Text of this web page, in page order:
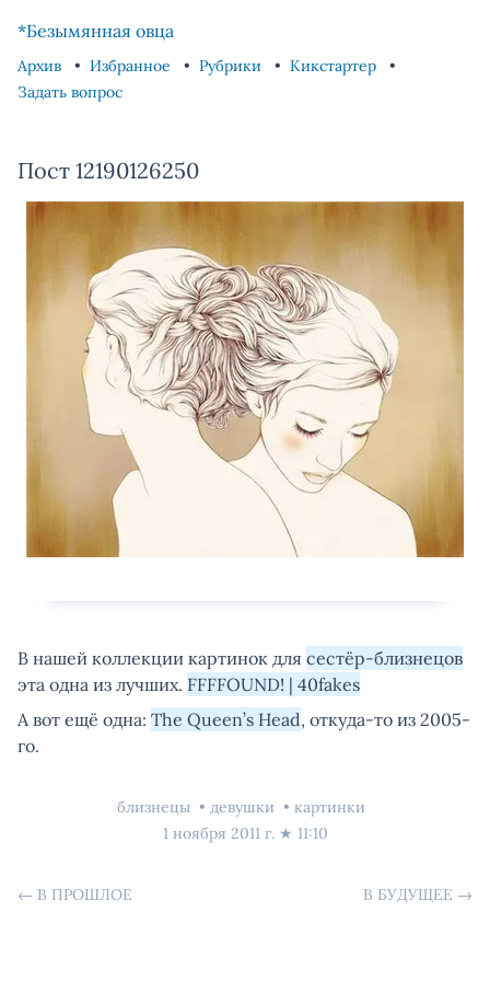
*Безымянная овца
Архив Избранное Рубрики
Кикстартер
Задать вопрос
Пост 12190126250
В нашей коллекции картинок для сестёр-близнецов
эта одна из лучших. FFFFOUND! | 40fakes
А вот ещё одна: The Queen’s Head, откуда-то из 2005-
го.
близнецы девушки
картинки
1 ноября 2011 г.★ 11:10
← В ПРОШЛОЕ В БУДУЩЕЕ →